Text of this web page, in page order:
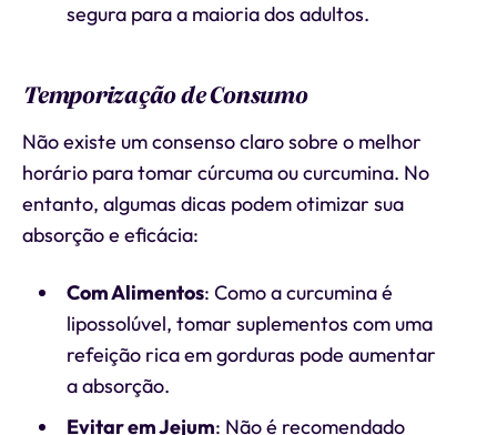
segura para a maioria dos adultos.
Temporização de Consumo
Não existe um consenso claro sobre o melhor
horário para tomar cúrcuma ou curcumina. No
entanto, algumas dicas podem otimizar sua
absorção e eficácia:
Com Alimentos: Como a curcumina é
lipossolúvel, tomar suplementos com uma
refeição rica em gorduras pode aumentar
a absorção.
Evitar em Jejum: Não é recomendado